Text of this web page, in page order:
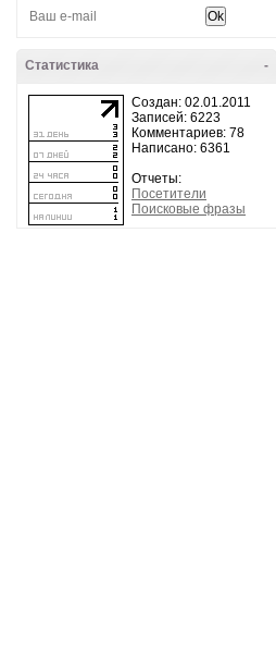
-
Статистика
Создан: 02.01.2011
Записей: 6223
Комментариев: 78
Написано: 6361
Отчеты:
Посетители
Поисковые фразы